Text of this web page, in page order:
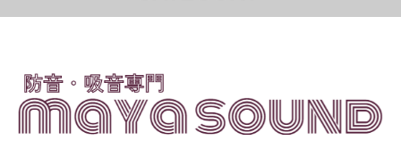
額貼りグラスウール
かんたん防音パネル かんたん防音ブース
防音パネル プロ ピアノ背面用防音パネル